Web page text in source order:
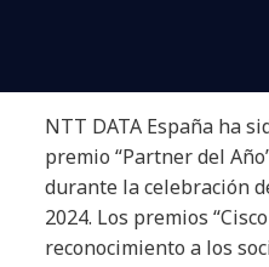
NTT DATA España ha
premio “Partner del
durante la celebración
2024. Los premios
reconocimiento a los